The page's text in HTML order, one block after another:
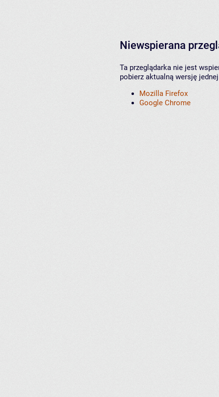
Niewspierana
Ta przeglądarka nie jest
pobierz aktualną wersję
Mozilla Firefox
Google Chrome